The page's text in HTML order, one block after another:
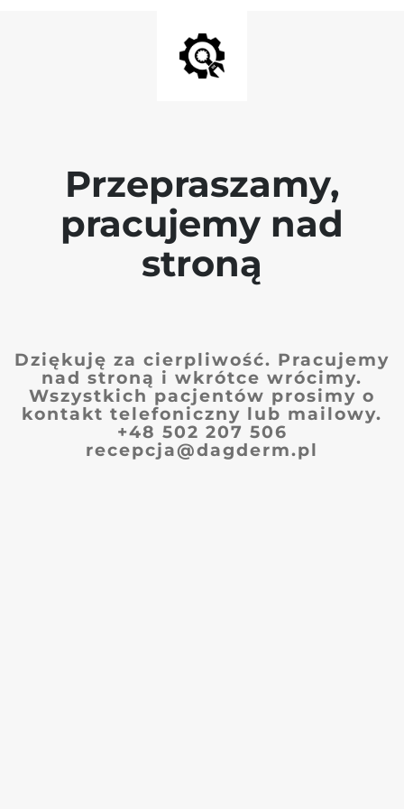
Przepraszamy,
pracujemy nad
stroną
Dziękuję za cierpliwość. Pracujemy
nad stroną i wkrótce wrócimy.
Wszystkich pacjentów prosimy o
kontakt telefoniczny lub mailowy.
+48 502 207 506
recepcja@dagderm.pl